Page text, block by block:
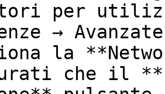
per
→
la
che il